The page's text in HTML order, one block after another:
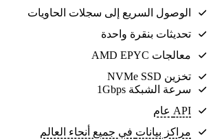
الوصول السريع إلى سجلات الحاويات
تحديثات بنقرة واحدة
معالجات AMD EPYC
تخزين NVMe SSD
سرعة الشبكة 1Gbps
API عام
مراكز بيانات في جميع أنحاء العالم